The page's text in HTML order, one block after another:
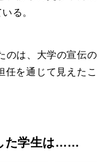
る。
のは、大学の宣伝の
任を通じて見えたこ
た学生は……